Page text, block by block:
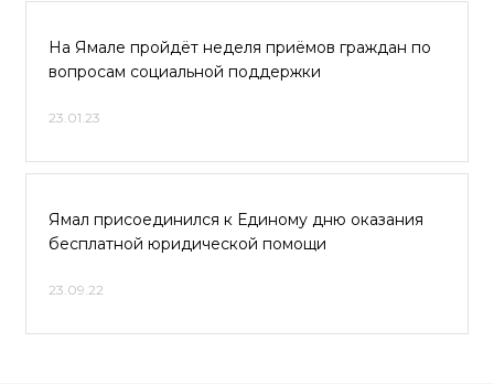
На Ямале пройдёт неделя приёмов граждан по
вопросам социальной поддержки
23.01.23
Ямал присоединился к Единому дню оказания
бесплатной юридической помощи
23.09.22